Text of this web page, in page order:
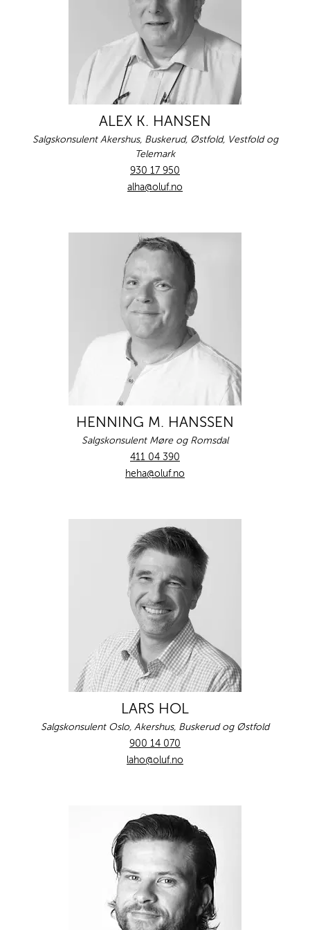
ALEX K. HANSEN
Salgskonsulent Akershus, Buskerud, Østfold, Vestfold og
Telemark
930 17 950
alha@oluf.no
HENNING M. HANSSEN
Salgskonsulent Møre og Romsdal
411 04 390
heha@oluf.no
LARS HOL
Salgskonsulent Oslo, Akershus, Buskerud og Østfold
900 14 070
laho@oluf.no